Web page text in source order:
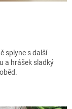
splyne s další
a hrášek sladký